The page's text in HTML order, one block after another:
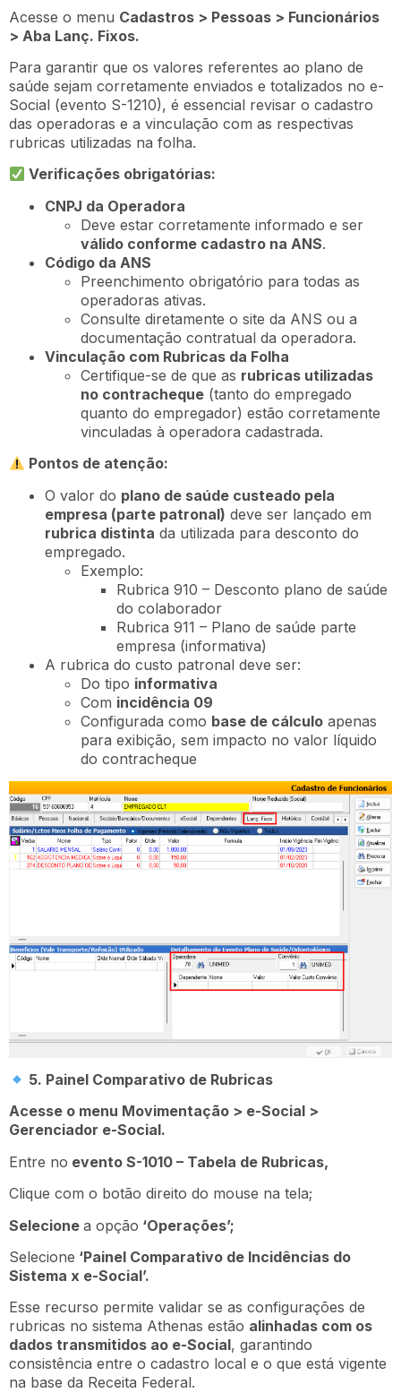
Acesse o menu Cadastros > Pessoas > Funcionários
> Aba Lanç. Fixos.
Para garantir que os valores referentes ao plano de
saúde sejam corretamente enviados e totalizados no e-
Social (evento S-1210), é essencial revisar o cadastro
das operadoras e a vinculação com as respectivas
rubricas utilizadas na folha.
Verificações obrigatórias:
CNPJ da Operadora
Deve estar corretamente informado e ser
válido conforme cadastro na ANS.
Código da ANS
Preenchimento obrigatório para todas as
operadoras ativas.
Consulte diretamente o site da ANS ou a
documentação contratual da operadora.
Vinculação com Rubricas da Folha
Certifique-se de que as rubricas utilizadas
no contracheque (tanto do empregado
quanto do empregador) estão corretamente
vinculadas à operadora cadastrada.
Pontos de atenção:
O valor do plano de saúde custeado pela
empresa (parte patronal) deve ser lançado em
rubrica distinta da utilizada para desconto do
empregado.
Exemplo:
Rubrica 910 – Desconto plano de saúde
do colaborador
Rubrica 911 – Plano de saúde parte
empresa (informativa)
A rubrica do custo patronal deve ser:
Do tipo informativa
Com incidência 09
Configurada como base de cálculo apenas
para exibição, sem impacto no valor líquido
do contracheque
5. Painel Comparativo de Rubricas
Acesse o menu Movimentação > e-Social >
Gerenciador e-Social.
Entre no evento S-1010 – Tabela de Rubricas,
Clique com o botão direito do mouse na tela;
Selecione a opção ‘Operações’;
Selecione ‘Painel Comparativo de Incidências do
Sistema x e-Social’.
Esse recurso permite validar se as configurações de
rubricas no sistema Athenas estão alinhadas com os
dados transmitidos ao e-Social, garantindo
consistência entre o cadastro local e o que está vigente
na base da Receita Federal.